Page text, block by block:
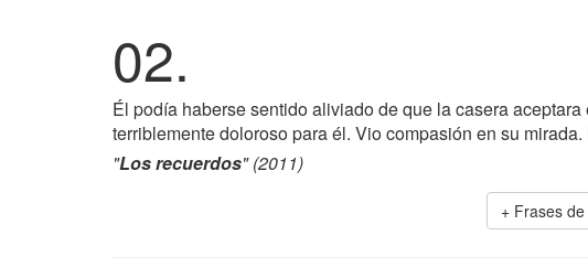
02.
Él podía haberse sentido aliviado de que la casera
terriblemente doloroso para él. Vio compasión en su
"Los recuerdos" (2011)
+ Frases de